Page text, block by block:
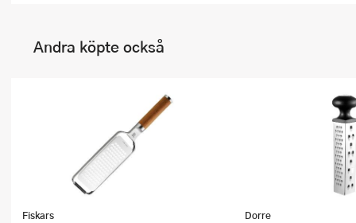
Andra köpte också
Fiskars Dorre